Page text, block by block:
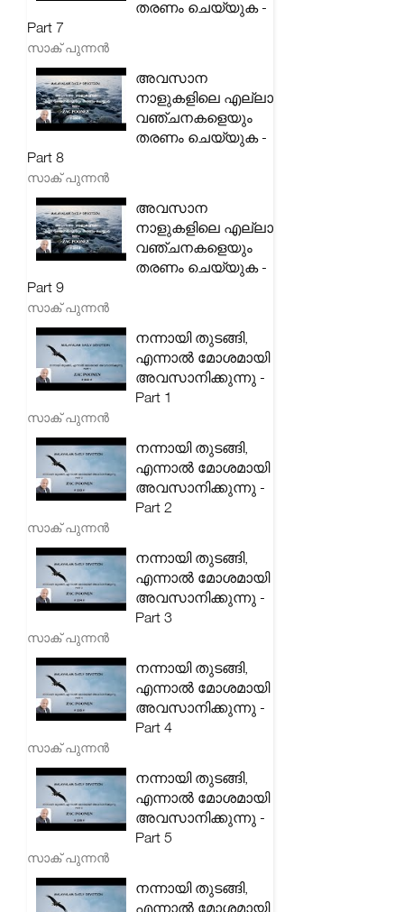
തരണം ചെയ്യുക -
Part 7
സാക് പുന്നൻ
അവസാന
നാളുകളിലെ എല്ലാ
വഞ്ചനകളെയും
തരണം ചെയ്യുക -
Part 8
സാക് പുന്നൻ
അവസാന
നാളുകളിലെ എല്ലാ
വഞ്ചനകളെയും
തരണം ചെയ്യുക -
Part 9
സാക് പുന്നൻ
നന്നായി തുടങ്ങി,
എന്നാൽ മോശമായി
അവസാനിക്കുന്നു -
Part 1
സാക് പുന്നൻ
നന്നായി തുടങ്ങി,
എന്നാൽ മോശമായി
അവസാനിക്കുന്നു -
Part 2
സാക് പുന്നൻ
നന്നായി തുടങ്ങി,
എന്നാൽ മോശമായി
അവസാനിക്കുന്നു -
Part 3
സാക് പുന്നൻ
നന്നായി തുടങ്ങി,
എന്നാൽ മോശമായി
അവസാനിക്കുന്നു -
Part 4
സാക് പുന്നൻ
നന്നായി തുടങ്ങി,
എന്നാൽ മോശമായി
അവസാനിക്കുന്നു -
Part 5
സാക് പുന്നൻ
നന്നായി തുടങ്ങി,
എന്നാൽ മോശമായി